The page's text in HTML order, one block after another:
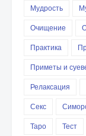
Мудрость
Очищение
Практика
Приметы и
Релаксация
Секс
Таро
Тест